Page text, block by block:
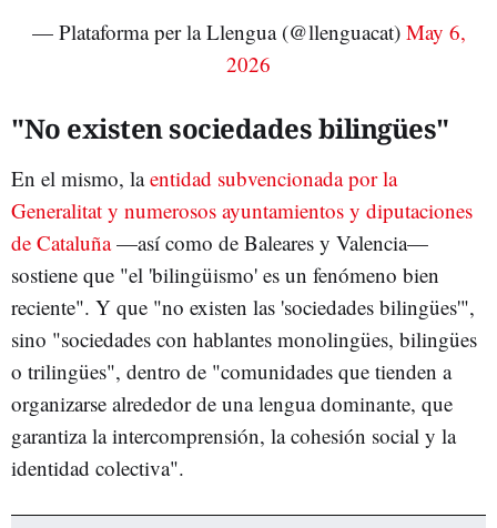
— Plataforma per la Llengua (@llenguacat) May 6,
2026
"No existen sociedades bilingües"
En el mismo, laentidad subvencionada por la
Generalitat y numerosos ayuntamientos y diputaciones
de Cataluña—así como de Baleares y Valencia—
sostiene que "el 'bilingüismo' es un fenómeno bien
reciente". Y que "no existen las 'sociedades bilingües'",
sino "sociedades con hablantes monolingües, bilingües
o trilingües", dentro de "comunidades que tienden a
organizarse alrededor de una lengua dominante, que
garantiza la intercomprensión, la cohesión social y la
identidad colectiva".